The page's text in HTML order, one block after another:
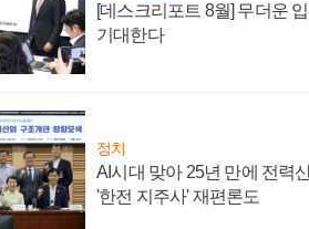
[데스크리포트 8월] 무더운
기대한다
정치
AI시대 맞아 25년 만에 전력
'한전 지주사' 재편론도